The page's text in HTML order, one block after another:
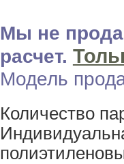
Мы не
расчет.
Модель
Количество